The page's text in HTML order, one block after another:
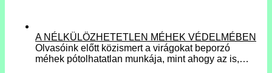
A NÉLKÜLÖZHETETLEN MÉHEK VÉDELMÉBEN
Olvasóink előtt közismert a virágokat beporzó
méhek pótolhatatlan munkája, mint ahogy az is,…